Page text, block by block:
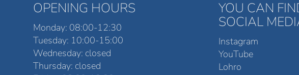
OPENING HOURS
Monday: 08:00-12:30
Tuesday: 10:00-15:00
Wednesday: closed
Thursday: closed
YOU CAN
SOCIAL
Instagram
YouTube
Lohro